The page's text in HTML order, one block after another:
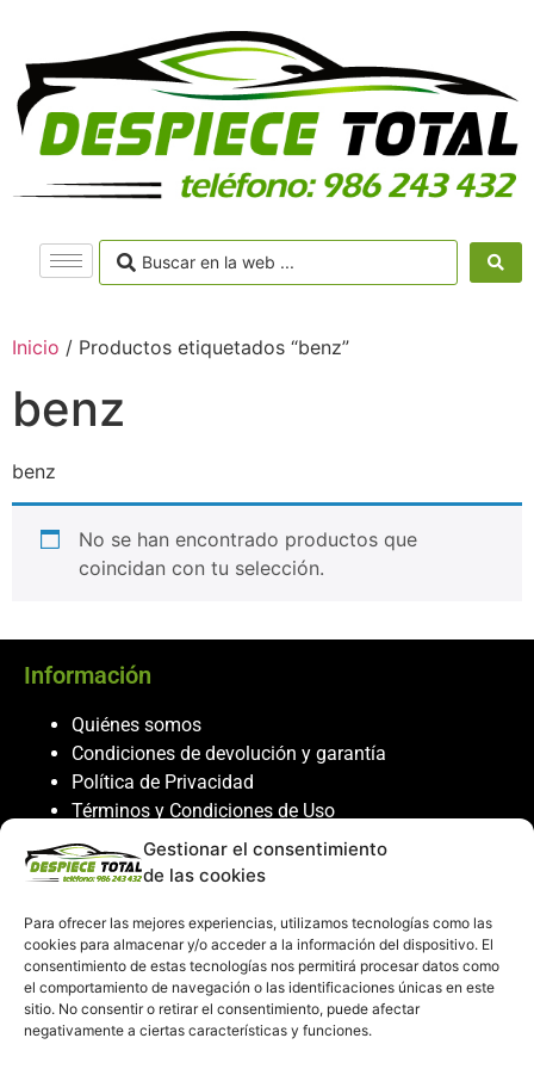
Gestionar el consentimiento
de las cookies
Para ofrecer las mejores experiencias, utilizamos tecnologías como las
cookies para almacenar y/o acceder a la información del dispositivo. El
consentimiento de estas tecnologías nos permitirá procesar datos como
el comportamiento de navegación o las identificaciones únicas en este
sitio. No consentir o retirar el consentimiento, puede afectar
negativamente a ciertas características y funciones.
Inicio / Productos etiquetados “benz”
benz
benz
No se han encontrado productos que
coincidan con tu selección.
Información
Quiénes somos
Condiciones de devolución y garantía
Política de Privacidad
Términos y Condiciones de Uso
Política de Cookies
Servicio al cliente
Contacto
986 243 432
608 867 074
recambiosdespiecetotal@gmail.com